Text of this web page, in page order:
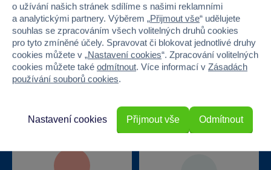
Nejširší sortiment na
trhu
40 kamenných
o užívání našich stránek sdílíme s našimi reklamními
a analytickými partnery. Výběrem „Přijmout vše“ udělujete
souhlas se zpracováním všech volitelných druhů cookies
pro tyto zmíněné účely. Spravovat či blokovat jednotlivé druhy
cookies můžete v „Nastavení cookies“. Zpracování volitelných
cookies můžete také odmítnout. Více informací v Zásadách
používání souborů cookies.
Odmítnout
Nastavení cookies Přijmout vše